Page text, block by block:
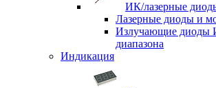
ИК/лазерные
Лазерные диоды и
Излучающие
диапазона
Индикация